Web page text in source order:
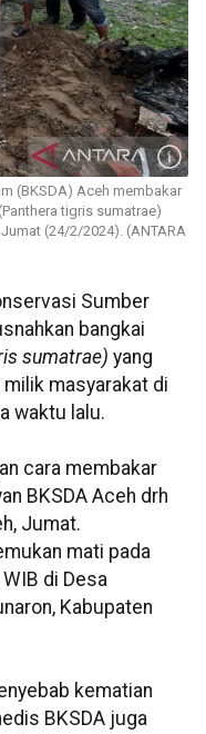
(BKSDA) Aceh membakar
tigris sumatrae)
(24/2/2024). (ANTARA
Sumber
bangkai
sumatrae) yang
masyarakat di
waktu lalu.
cara membakar
BKSDA Aceh drh
Jumat.
mati pada
di Desa
Kabupaten
kematian
BKSDA juga